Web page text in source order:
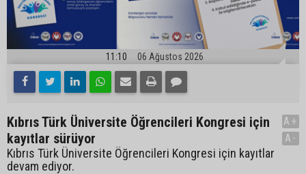
11:10 06 Ağustos 2026
Kıbrıs Türk Üniversite Öğrencileri Kongresi için
kayıtlar sürüyor
Kıbrıs Türk Üniversite Öğrencileri Kongresi için kayıtlar
devam ediyor.
A+
A-